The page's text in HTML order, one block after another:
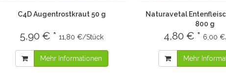
C4D Augentrostkraut 50 g
5,90 € *11,80 €/Stück
Mehr Informationen
Naturavetal
800 g
4,80 € * 6,00
Mehr